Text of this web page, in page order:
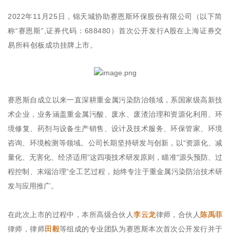
2022年11月25日，锦天城协助赛恩斯环保股份有限公司（以下简
称“赛恩斯”,证券代码：688480）首次公开发行A股在上海证券交
易所科创板成功挂牌上市。
赛恩斯自成立以来一直深耕重金属污染防治领域，系国家级高新技
术企业，业务涵盖重金属污酸、废水、废渣治理和资源化利用、环
境修复、药剂与设备生产销售、设计及技术服务、环保管家、环境
咨询、环境检测等领域。公司长期坚持研发与创新，以“资源化、减
量化、无害化、经济适用”这四项技术研发原则，瞄准“源头预防、过
程控制、末端治理”全工艺过程，始终专注于重金属污染防治技术研
发与应用推广。
在此次上市的过程中，本所高级合伙人李云龙律师，合伙人 陈禹菲
律师，律师田毅等组成的专业团队为赛恩斯本次首次公开发行并于